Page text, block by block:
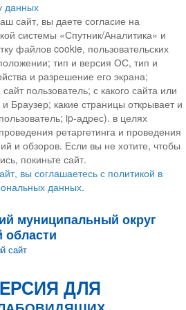
данных
сайт, вы даете согласие на
системы «Спутник/Аналитика» и
файлов cookie, пользовательских
тип и версия ОС, тип и
и разрешение его экрана;
пользователь; с какого сайта или
Браузер; какие страницы открывает и
ip-адрес). в целях
ретаргетинга и проведения
и обзоров. Если вы не хотите, чтобы
покиньте сайт.
вы соглашаетесь с политикой в
данных.